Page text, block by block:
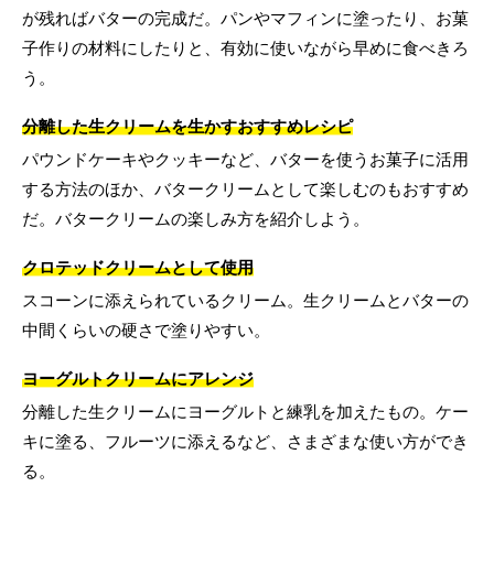
が残ればバターの完成だ。パンやマフィンに塗ったり、お菓
子作りの材料にしたりと、有効に使いながら早めに食べきろ
う。
分離した生クリームを生かすおすすめレシピ
パウンドケーキやクッキーなど、バターを使うお菓子に活用
する方法のほか、バタークリームとして楽しむのもおすすめ
だ。バタークリームの楽しみ方を紹介しよう。
クロテッドクリームとして使用
スコーンに添えられているクリーム。生クリームとバターの
中間くらいの硬さで塗りやすい。
ヨーグルトクリームにアレンジ
分離した生クリームにヨーグルトと練乳を加えたもの。ケー
キに塗る、フルーツに添えるなど、さまざまな使い方ができ
る。